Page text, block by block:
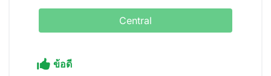
Central
ข้อดี